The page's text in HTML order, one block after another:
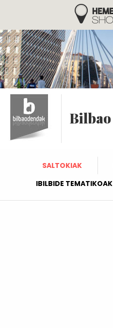
Skip to main content
Hemengo Shopping
Bilbao
SALTOKIAK
IBILBIDE TEMATIKOAK